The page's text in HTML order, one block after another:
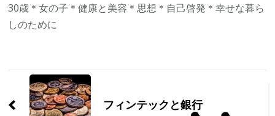
30歳＊女の子＊健康と美容＊思想＊自己啓発＊幸せな暮ら
しのために
稿
フィンテックと銀行